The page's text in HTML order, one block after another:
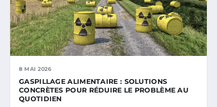
8 MAI 2026
GASPILLAGE ALIMENTAIRE : SOLUTIONS
CONCRÈTES POUR RÉDUIRE LE PROBLÈME AU
QUOTIDIEN